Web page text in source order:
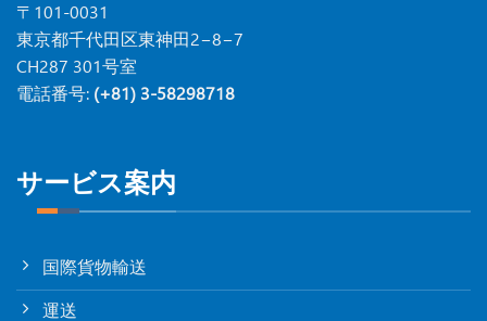
〒101-0031
東京都千代田区東神田2−8−7
CH287 301号室
電話番号: (+81) 3-58298718
サービス案内
国際貨物輸送
運送